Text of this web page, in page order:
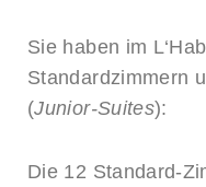
Sie haben im
Standardzimmern
(Junior-Suites):
Die 12 Standard-